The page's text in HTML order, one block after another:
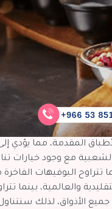
المقدمة، مما يؤدي
مع وجود خيارات
الشعبية، بينما تتراوح
والعالمية، بينما
جميع الأذواق، لذلك